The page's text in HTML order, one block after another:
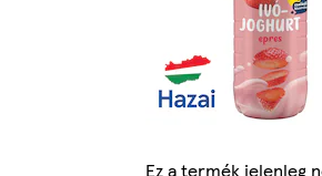
Ez a termék jelenleg